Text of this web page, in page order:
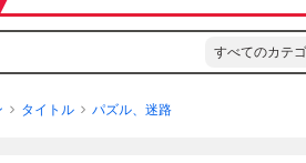
すべてのカテ
タイトル パズル、迷路